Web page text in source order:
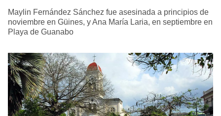
Maylin Fernández Sánchez fue asesinada a principios de
noviembre en Güines, y Ana María Laria, en septiembre en
Playa de Guanabo